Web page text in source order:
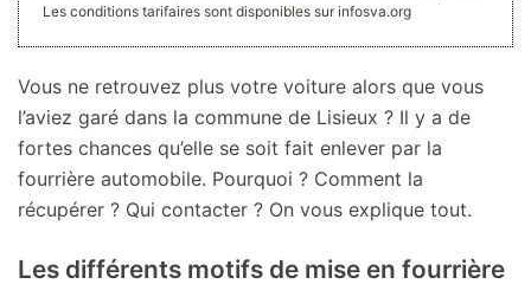
Les conditions tarifaires sont disponibles sur infosva.org
Vous ne retrouvez plus votre voiture alors que vous
l’aviez garé dans la commune de Lisieux ? Il y a de
fortes chances qu’elle se soit fait enlever par la
fourrière automobile. Pourquoi ? Comment la
récupérer ? Qui contacter ? On vous explique tout.
Les différents motifs de mise en fourrière